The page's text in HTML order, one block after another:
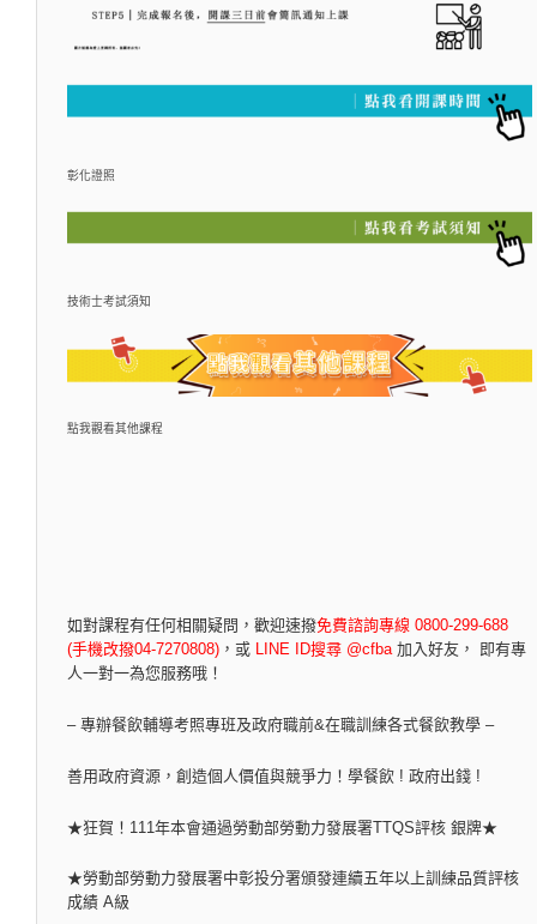
彰化證照
技術士考試須知
點我觀看其他課程
如對課程有任何相關疑問， 歡迎速撥免費諮詢專線 0800-299-688
(手機改撥04-7270808) ， 或 LINE ID搜尋 @cfba加入好友， 即有專
人一對一為您服務哦！
– 專辦餐飲輔導考照專班及政府職前&在職訓練各式餐飲教學 –
善用政府資源，創造個人價值與競爭力！學餐飲 ! 政府出錢 !
★狂賀！111年本會通過勞動部勞動力發展署TTQS評核 銀牌★
★勞動部勞動力發展署中彰投分署頒發連續五年以上訓練品質評核
成績 A級